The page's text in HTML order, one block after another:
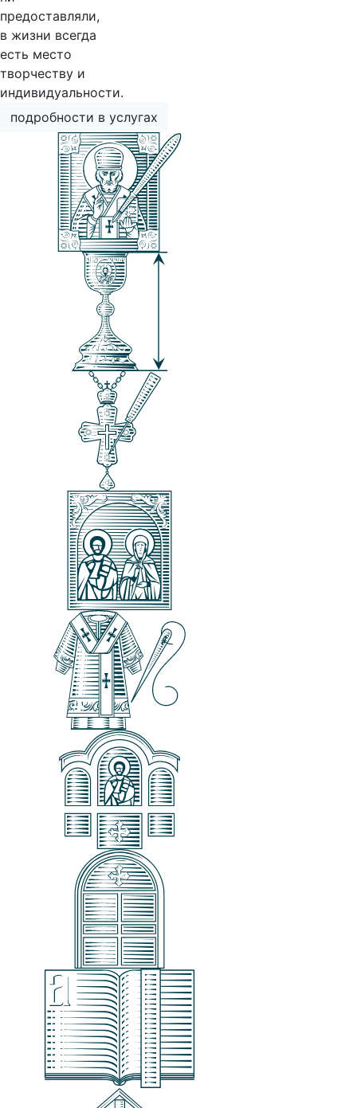
предоставляли,
в жизни всегда
есть место
творчеству и
индивидуальности.
подробности в услугах